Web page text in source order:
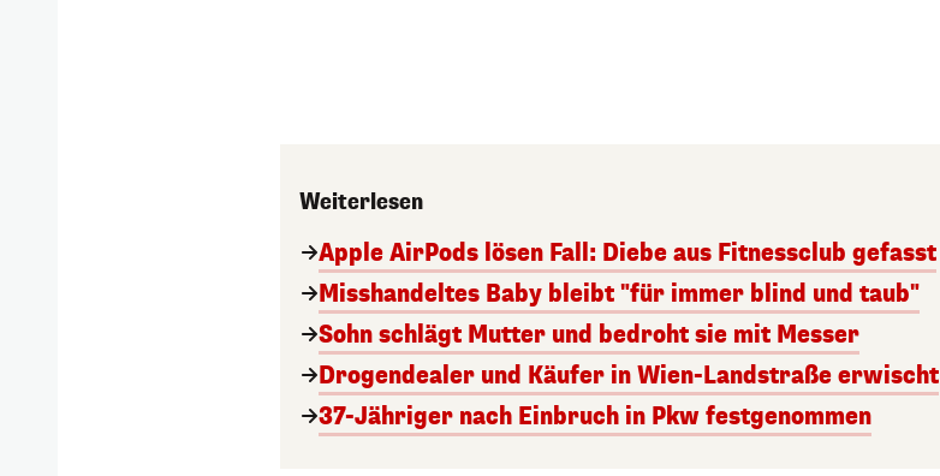
Weiterlesen
Apple AirPods lösen Fall: Diebe aus Fitnessclub gefasst
Misshandeltes Baby bleibt "für immer blind und taub"
Sohn schlägt Mutter und bedroht sie mit Messer
Drogendealer und Käufer in Wien-Landstraße erwischt
37-Jähriger nach Einbruch in Pkw festgenommen